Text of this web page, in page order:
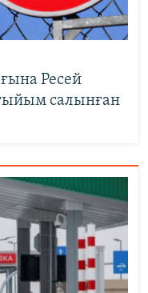
Ресей
салынған